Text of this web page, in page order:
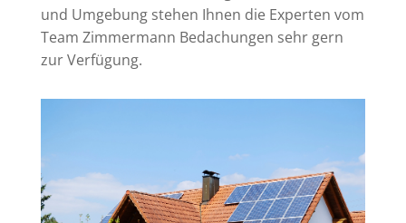
und Umgebung stehen Ihnen die Experten vom
Team Zimmermann Bedachungen sehr gern
zur Verfügung.